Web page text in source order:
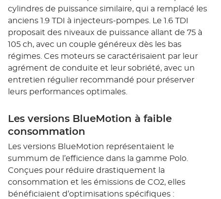
cylindres de puissance similaire, qui a remplacé les
anciens 1.9 TDI à injecteurs-pompes. Le 1.6 TDI
proposait des niveaux de puissance allant de 75 à
105 ch, avec un couple généreux dès les bas
régimes. Ces moteurs se caractérisaient par leur
agrément de conduite et leur sobriété, avec un
entretien régulier recommandé pour préserver
leurs performances optimales.
Les versions BlueMotion à faible
consommation
Les versions BlueMotion représentaient le
summum de l’efficience dans la gamme Polo.
Conçues pour réduire drastiquement la
consommation et les émissions de CO2, elles
bénéficiaient d’optimisations spécifiques :